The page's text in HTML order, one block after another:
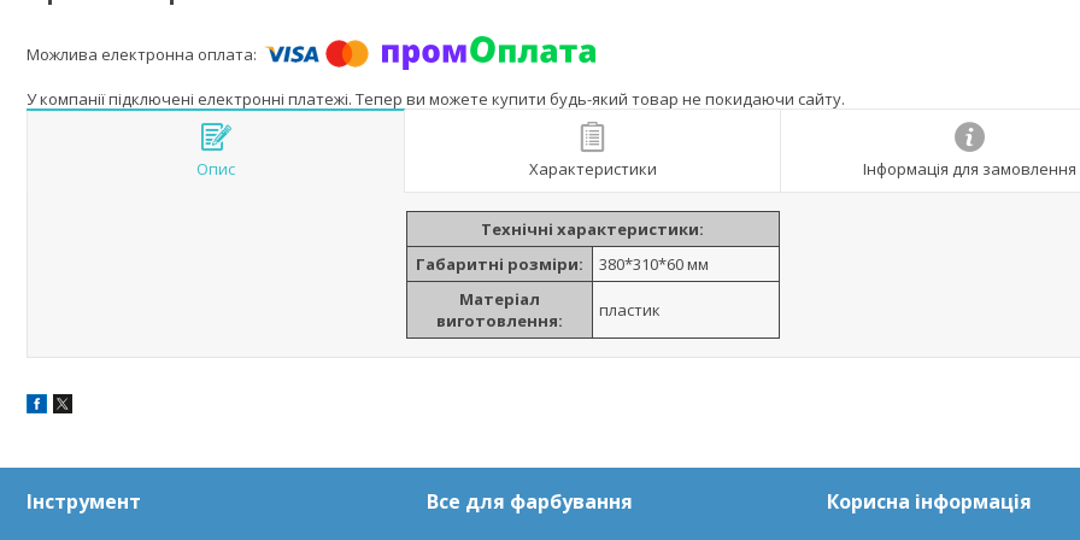
У компанії підключені електронні платежі. Тепер ви можете купити будь-який товар не покидаючи сайту.
Опис Характеристики Інформація для замовлення
Технічні характеристики:
Габаритні розміри:
380*310*60 мм
Матеріал
виготовлення:
пластик
Інструмент Все для фарбування Корисна інформація